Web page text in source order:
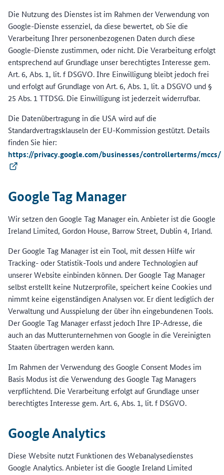
Die Nutzung des Dienstes ist im Rahmen der Verwendung von
Google-Dienste essenziel, da diese bewertet, ob Sie die
Verarbeitung Ihrer personenbezogenen Daten durch diese
Google-Dienste zustimmen, oder nicht. Die Verarbeitung erfolgt
entsprechend auf Grundlage unser berechtigtes Interesse gem.
Art. 6, Abs. 1, lit. f DSGVO. Ihre Einwilligung bleibt jedoch frei
und erfolgt auf Grundlage von Art. 6, Abs. 1, lit. a DSGVO und §
25 Abs. 1 TTDSG. Die Einwilligung ist jederzeit widerrufbar.
Die Datenübertragung in die USA wird auf die
Standardvertragsklauseln der EU-Kommission gestützt. Details
finden Sie hier:
https://privacy.google.com/businesses/controllerterms/mccs/
(Externer Link)
Google Tag Manager
Wir setzen den Google Tag Manager ein. Anbieter ist die Google
Ireland Limited, Gordon House, Barrow Street, Dublin 4, Irland.
Der Google Tag Manager ist ein Tool, mit dessen Hilfe wir
Tracking- oder Statistik-Tools und andere Technologien auf
unserer Website einbinden können. Der Google Tag Manager
selbst erstellt keine Nutzerprofile, speichert keine Cookies und
nimmt keine eigenständigen Analysen vor. Er dient lediglich der
Verwaltung und Ausspielung der über ihn eingebundenen Tools.
Der Google Tag Manager erfasst jedoch Ihre IP-Adresse, die
auch an das Mutterunternehmen von Google in die Vereinigten
Staaten übertragen werden kann.
Im Rahmen der Verwendung des Google Consent Modes im
Basis Modus ist die Verwendung des Google Tag Managers
verpflichtend. Die Verarbeitung erfolgt auf Grundlage unser
berechtigtes Interesse gem. Art. 6, Abs. 1, lit. f DSGVO.
Google Analytics
Diese Website nutzt Funktionen des Webanalysedienstes
Google Analytics. Anbieter ist die Google Ireland Limited